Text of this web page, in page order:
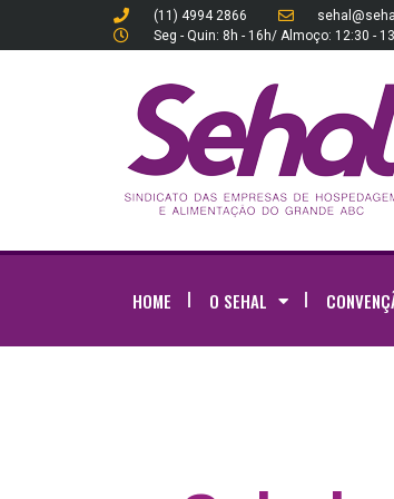
(11) 4994 2866
Seg - Quin: 8h - 16h/ Almoço: 12:30 -
HOME O SEHAL